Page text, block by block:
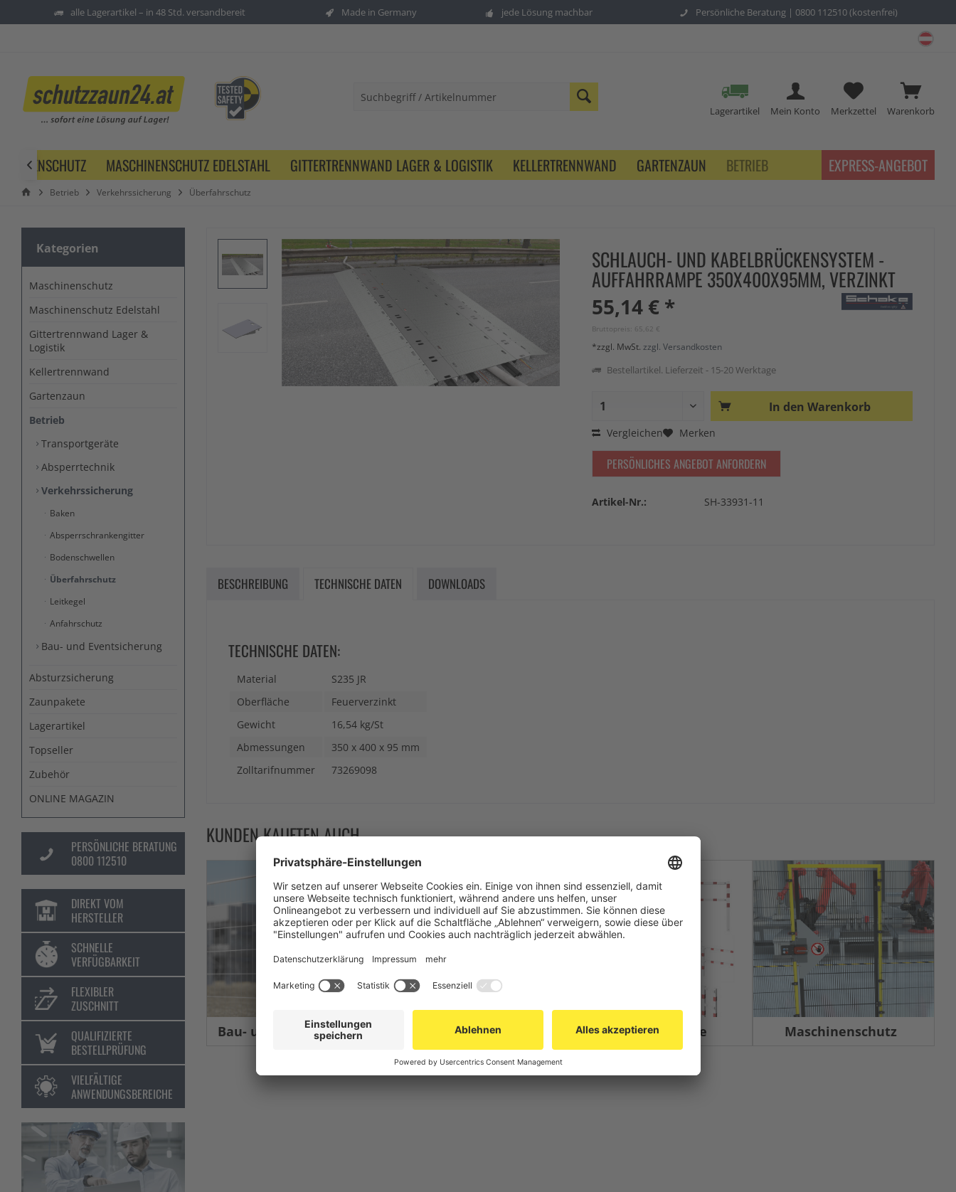
alle Lagerartikel – in 48 Std. versandbereit Made in Germany jede Lösung machbar Persönliche Beratung | 0800 112510 (kostenfrei)
Warenkorb
Merkzettel
Mein Konto
Lagerartikel
MASCHINENSCHUTZ EDELSTAHL GITTERTRENNWAND LAGER & LOGISTIK KELLERTRENNWAND GARTENZAUN BETRIEB
 EXPRESS-ANGEBOT
Betrieb Verkehrssicherung Überfahrschutz
Kategorien
Maschinenschutz
Maschinenschutz Edelstahl
Gittertrennwand Lager &
Logistik
Kellertrennwand
Gartenzaun
Betrieb
Transportgeräte
Absperrtechnik
Verkehrssicherung
Baken
Absperrschrankengitter
Bodenschwellen
Überfahrschutz
Leitkegel
Anfahrschutz
Bau- und Eventsicherung
Absturzsicherung
Zaunpakete
Lagerartikel
Topseller
Zubehör
ONLINE MAGAZIN
PERSÖNLICHE BERATUNG
0800 112510
DIREKT VOM
HERSTELLER
SCHNELLE
VERFÜGBARKEIT
FLEXIBLER
ZUSCHNITT
QUALIFIZIERTE
BESTELLPRÜFUNG
VIELFÄLTIGE
ANWENDUNGSBEREICHE
SCHLAUCH- UND KABELBRÜCKENSYSTEM -
AUFFAHRRAMPE 350X400X95MM, VERZINKT
55,14 € *
Bruttopreis: 65,62 €
*zzgl. MwSt. zzgl. Versandkosten
Bestellartikel. Lieferzeit - 15-20 Werktage
In den Warenkorb
Vergleichen Merken
PERSÖNLICHES ANGEBOT ANFORDERN
Artikel-Nr.: SH-33931-11
BESCHREIBUNG TECHNISCHE DATEN DOWNLOADS
TECHNISCHE DATEN:
Material
S235 JR
Oberfläche
Feuerverzinkt
Gewicht
16,54 kg/St
Abmessungen
350 x 400 x 95 mm
Zolltarifnummer
73269098
KUNDEN KAUFTEN AUCH
Bau- und Eventsicherung Gittertrennwand Lager & Logistik Sperrelemente Maschinenschutz